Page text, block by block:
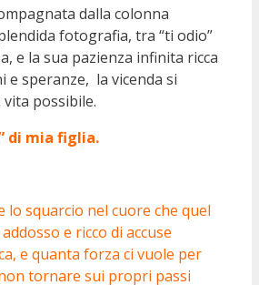
dalla colonna
fotografia, tra “ti odio”
e la sua pazienza infinita ricca
e speranze, la vicenda si
possibile.
di mia figlia.
lo squarcio nel cuore che quel
e ricco di accuse
e quanta forza ci vuole per
tornare sui propri passi